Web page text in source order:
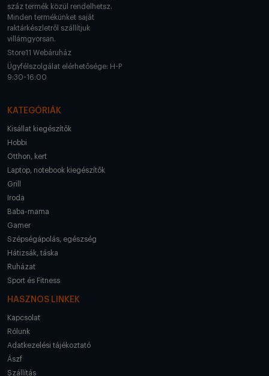
száz termék közül rendelhetsz.
Minden termékünket saját
raktárkészletről szállítjuk
villámgyorsan.
Store11 Webáruház
Ügyfélszolgálat elérhetősége: H-P
9:30-16:00
KATEGÓRIÁK
Kisállat kiegészítők
Hobbi
Otthon, kert
Laptop, notebook kiegészítők
Grill
Iroda
Baba-mama
Gamer
Szépségápolás, egészség
Hátizsák, táska
Ruházat
Sport és Fitness
HASZNOS LINKEK
Kapcsolat
Rólunk
Adatkezelési tájékoztató
Ászf
Szállítás